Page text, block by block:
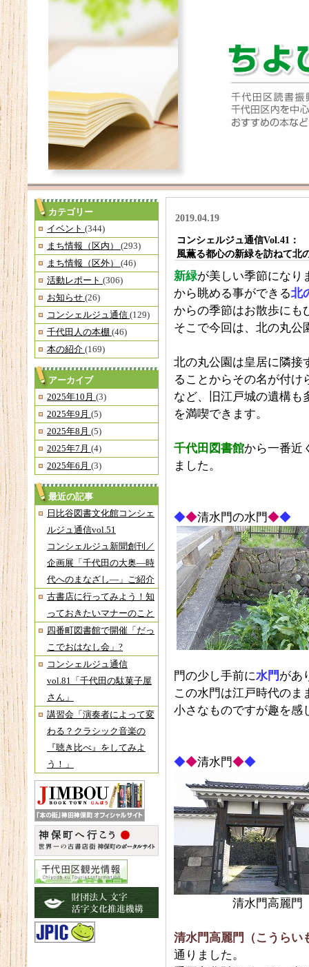
カテゴリー
イベント (344)
まち情報（区内） (293)
まち情報（区外） (46)
活動レポート (306)
お知らせ (26)
コンシェルジュ通信 (129)
千代田人の本棚 (46)
本の紹介 (169)
アーカイブ
2025年10月 (3)
2025年9月 (5)
2025年8月 (5)
2025年7月 (4)
2025年6月 (3)
最近の記事
日比谷図書文化館コンシェ
ルジュ通信vol.51
コンシェルジュ新聞創刊／
企画展「千代田の大奥―時
代へのまなざし―」ご紹介
古書店に行ってみよう！知
っておきたいマナーのこと
四番町図書館で開催「だっ
こでおはなし会」?
コンシェルジュ通信
vol.81「千代田の駄菓子屋
さん」
講習会「演奏者によって変
わる？クラシック音楽の
『聴き比べ』をしてみよ
う！」
2019.04.19
コンシェルジュ通信Vol.41：
風薫る都心の新緑を訪ねて北
新緑が美しい季節になり
から眺める事ができる北
からの季節はお散歩にも
そこで今回は、北の丸公
北の丸公園は皇居に隣接
ることからその名が付け
など、旧江戸城の遺構も
を満喫できます。
千代田図書館から一番近
ました。
◆◆清水門の水門◆◆
門の少し手前に水門があ
この水門は江戸時代のま
小さなものですが趣を感
◆◆清水門◆◆
清水門高
清水門高麗門（こうらい
通りました。